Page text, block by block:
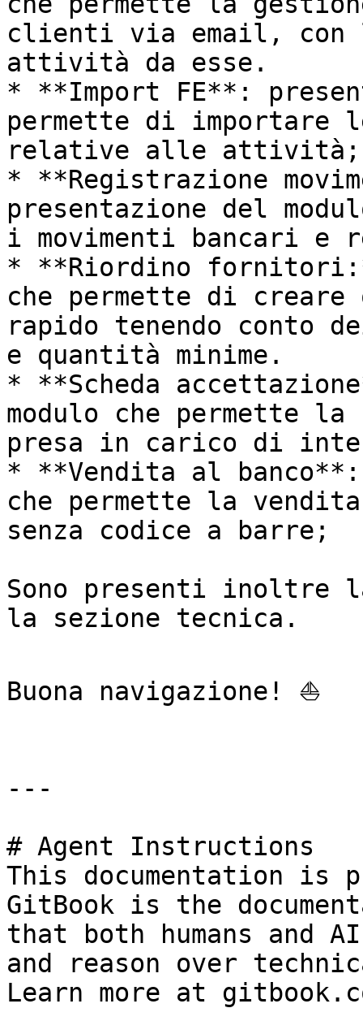
clienti via email, con
attività da esse.
* **Import FE**:
permette di
relative alle attività;
* **Registrazione
presentazione del
i movimenti bancari
* **Riordino
che permette di
rapido tenendo conto
e quantità minime.
* **Scheda
modulo che permette
presa in carico di
* **Vendita al banco**:
che permette la
senza codice a barre;
Sono presenti inoltre
la sezione tecnica.
Buona navigazione! ⛵
---
# Agent Instructions
This documentation is
GitBook is the
that both humans and
and reason over
Learn more at